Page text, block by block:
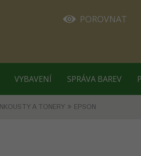
POROVNAT
VYBAVENÍ SPRÁVA BAREV
INKOUSTY A TONERY EPSON